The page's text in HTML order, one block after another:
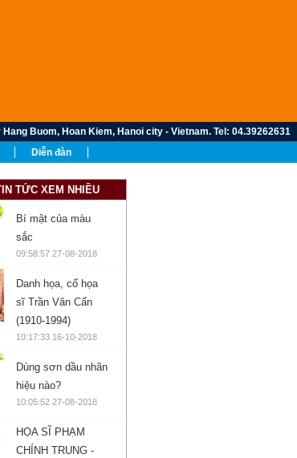
Hoan Kiem, Hanoi city - Vietnam. Tel: 04.39262631
Diễn đàn
TỨC XEM NHIỀU
Bí mật của màu
sắc
09:58:57 27-08-2018
Danh họa, cố họa
sĩ Trần Văn Cẩn
(1910-1994)
10:17:33 16-10-2018
Dùng sơn dầu nhãn
hiệu nào?
10:05:52 27-08-2018
HỌA SĨ PHẠM
CHÍNH TRUNG -